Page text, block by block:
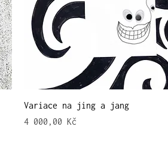
Variace na jing a jang
Cena
4 000,00 Kč